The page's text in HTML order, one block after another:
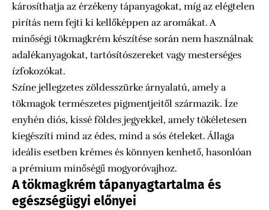
károsíthatja az érzékeny tápanyagokat, míg az elégtelen
pirítás nem fejti ki kellőképpen az aromákat. A
minőségi tökmagkrém készítése során nem használnak
adalékanyagokat, tartósítószereket vagy mesterséges
ízfokozókat.
Színe jellegzetes zöldesszürke árnyalatú, amely a
tökmagok természetes pigmentjeitől származik. Íze
enyhén diós, kissé földes jegyekkel, amely tökéletesen
kiegészíti mind az édes, mind a sós ételeket. Állaga
ideális esetben krémes és könnyen kenhető, hasonlóan
a prémium minőségű mogyoróvajhoz.
A tökmagkrém tápanyagtartalma és
egészségügyi előnyei